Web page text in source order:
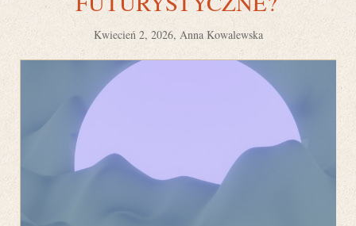
Kwiecień 2, 2026, Anna Kowalewska